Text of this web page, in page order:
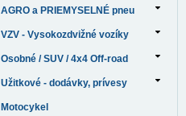
AGRO a PRIEMYSELNÉ pneu
VZV - Vysokozdvižné vozíky
Osobné / SUV / 4x4 Off-road
Užitkové - dodávky, prívesy
Motocykel